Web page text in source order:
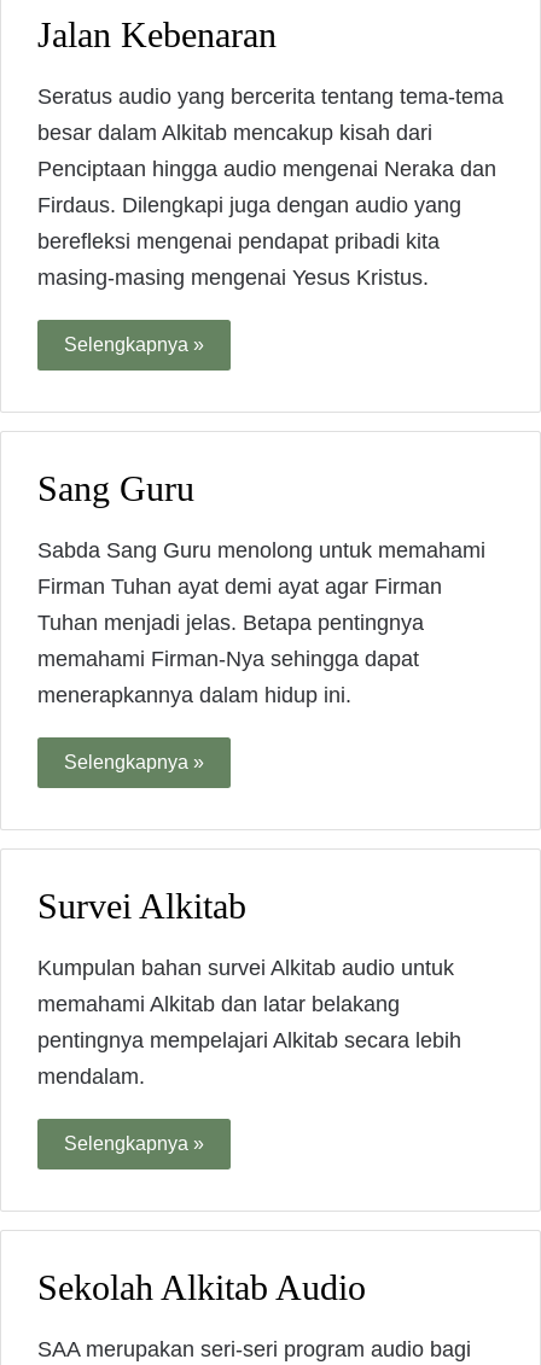
Jalan Kebenaran
Seratus audio yang bercerita tentang tema-tema
besar dalam Alkitab mencakup kisah dari
Penciptaan hingga audio mengenai Neraka dan
Firdaus. Dilengkapi juga dengan audio yang
berefleksi mengenai pendapat pribadi kita
masing-masing mengenai Yesus Kristus.
Selengkapnya »
Sang Guru
Sabda Sang Guru menolong untuk memahami
Firman Tuhan ayat demi ayat agar Firman
Tuhan menjadi jelas. Betapa pentingnya
memahami Firman-Nya sehingga dapat
menerapkannya dalam hidup ini.
Selengkapnya »
Survei Alkitab
Kumpulan bahan survei Alkitab audio untuk
memahami Alkitab dan latar belakang
pentingnya mempelajari Alkitab secara lebih
mendalam.
Selengkapnya »
Sekolah Alkitab Audio
SAA merupakan seri-seri program audio bagi